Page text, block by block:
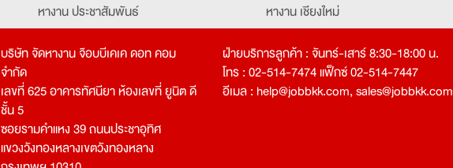
หางาน ประชาสัมพันธ์
หางาน ประสานงาน
หางาน จองตั๋ว
หางาน กุ๊ก
หางาน นักศึกษาฝึกงาน
หางาน เชียงใหม่
บริษัท จัดหางาน จ๊อบบีเคเค ดอท คอม
จำกัด
เลขที่ 625 อาคารทัศนียา ห้องเลขที่ ยูนิต ดี
ชั้น 5
ซอยรามคำแหง 39 ถนนประชาอุทิศ
แขวงวังทองหลางเขตวังทองหลาง
ฝ่ายบริการลูกค้า : จันทร์-เสาร์ 8:30-18:00 น.
โทร : 02-514-7474 แฟ็กซ์ 02-514-7447
อีเมล : help@jobbkk.com,sales@jobbkk.com